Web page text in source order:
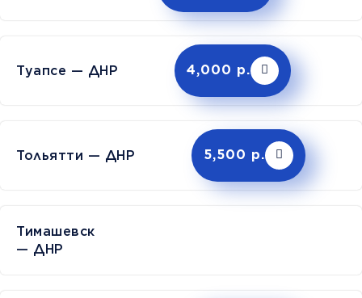
Туапсе — ДНР 4,000 р.
Тольятти — ДНР 5,500 р.
— ДНР